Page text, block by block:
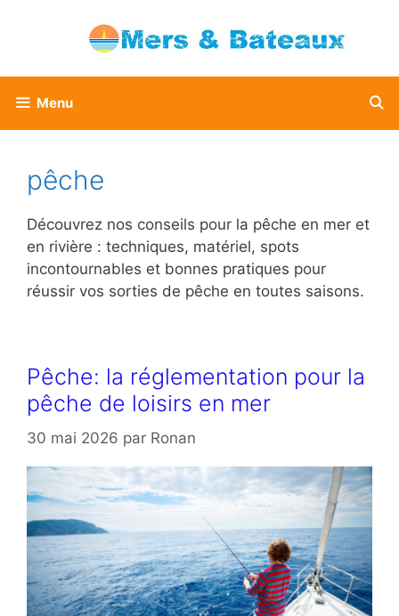
Menu
pêche
Découvrez nos conseils pour la pêche en mer et
en rivière : techniques, matériel, spots
incontournables et bonnes pratiques pour
réussir vos sorties de pêche en toutes saisons.
Pêche: la réglementation pour la
pêche de loisirs en mer
30 mai 2026 par Ronan